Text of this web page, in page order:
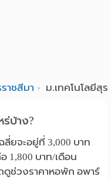
าชสีมา ม.เทคโนโลยีสุร
ร่บ้าง?
ลี่ยจะอยู่ที่ 3,000 บาท
1,800 บาท/เดือน
ดูช่วงราคาหอพัก อพาร์